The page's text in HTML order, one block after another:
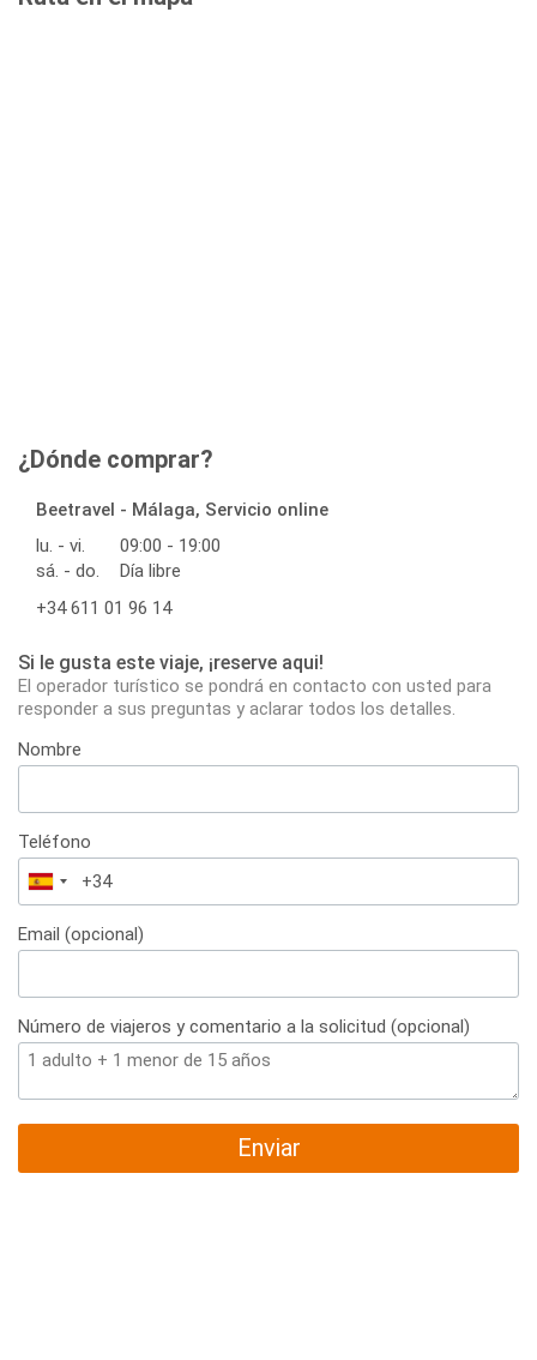
¿Dónde comprar?
Beetravel - Málaga, Servicio online
lu. - vi.
09:00 - 19:00
sá. - do.
Día libre
+34 611 01 96 14
Si le gusta este viaje, ¡reserve aqui!
El operador turístico se pondrá en contacto con usted para
responder a sus preguntas y aclarar todos los detalles.
Nombre
Teléfono
España
+34
Email (opcional)
Número de viajeros y comentario a la solicitud (opcional)
Enviar